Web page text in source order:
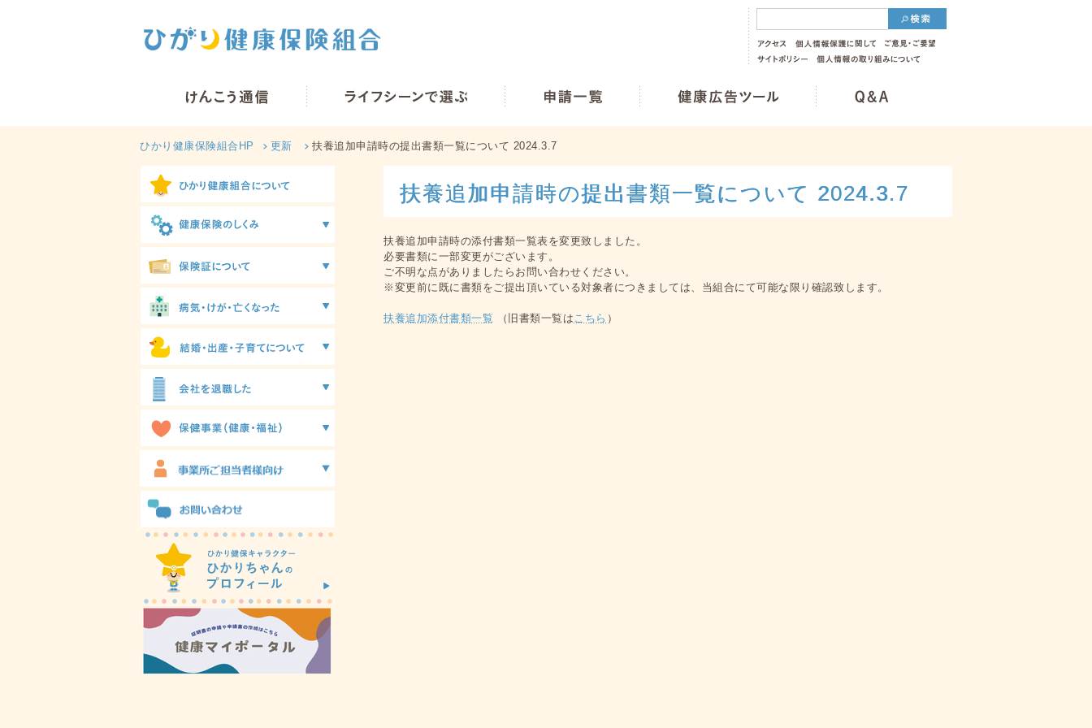
ひかり健康保険組合HP 更新 扶養追加申請時の提出書類一覧について 2024.3.7
扶養追加申請時の提出書類一覧について 2024.3.7
扶養追加申請時の添付書類一覧表を変更致しました。
必要書類に一部変更がございます。
ご不明な点がありましたらお問い合わせください。
※変更前に既に書類をご提出頂いている対象者につきましては、当組合にて可能な限り確認致します。
扶養追加添付書類一覧 （旧書類一覧はこちら ）